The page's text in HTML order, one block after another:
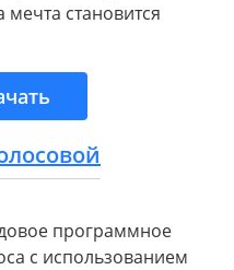
мечта становится
программное
с использованием